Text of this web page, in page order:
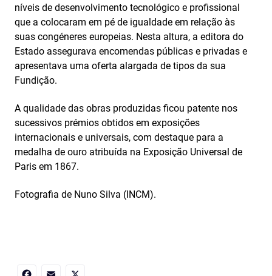
níveis de desenvolvimento tecnológico e profissional
que a colocaram em pé de igualdade em relação às
suas congéneres europeias. Nesta altura, a editora do
Estado assegurava encomendas públicas e privadas e
apresentava uma oferta alargada de tipos da sua
Fundição.
A qualidade das obras produzidas ficou patente nos
sucessivos prémios obtidos em exposições
internacionais e universais, com destaque para a
medalha de ouro atribuída na Exposição Universal de
Paris em 1867.
Fotografia de Nuno Silva (INCM).